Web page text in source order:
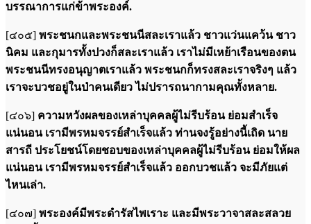
บรรณาการแก่ข้าพระองค์.
[๔๐๕] พระชนกและพระชนนีสละเราแล้ว ชาวแว่นแคว้น ชาว
นิคม และกุมารทั้งปวงก็สละเราแล้ว เราไม่มีเหย้าเรือนของตน
พระชนนีทรงอนุญาตเราแล้ว พระชนกก็ทรงสละเราจริงๆ แล้ว
เราจะบวชอยู่ในป่าคนเดียว ไม่ปรารถนากามคุณทั้งหลาย.
[๔๐๖] ความหวังผลของเหล่าบุคคลผู้ไม่รีบร้อน ย่อมสำเร็จ
แน่นอน เรามีพรหมจรรย์สำเร็จแล้ว ท่านจงรู้อย่างนี้เถิด นาย
สารถี ประโยชน์โดยชอบของเหล่าบุคคลผู้ไม่รีบร้อน ย่อมให้ผล
แน่นอน เรามีพรหมจรรย์สำเร็จแล้ว ออกบวชแล้ว จะมีภัยแต่
ไหนเล่า.
[๔๐๗] พระองค์มีพระดำรัสไพเราะ และมีพระวาจาสละสลวย